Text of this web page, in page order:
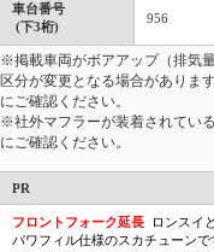
車台番号
(下3桁)
956
※掲載車両がボアアップ（排気
区分が変更となる場合がありま
にご確認ください。
※社外マフラーが装着されてい
にご確認ください。
PR
フロントフォーク延長
ロンスイ
パワフィル仕様のスカチューン